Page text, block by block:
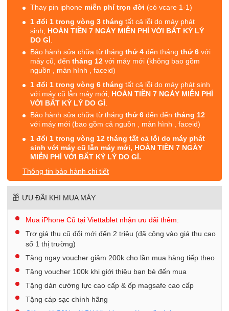
Thay pin iphone miễn phí trọn đời (có vcare 1-1)
1 đổi 1 trong vòng 3 thángtất cả lỗi do máy phát
sinh, HOÀN TIỀN 7 NGÀY MIỄN PHÍ VỚI BẤT KỲ LÝ
DO GÌ
Bảo hành sửa chữa từ thángthứ 4 đến thángthứ 6 với
máy cũ, đếntháng 12 với máy mới (không bao gồm
nguồn , màn hình , faceid)
1 đổi 1 trong vòng 6 tháng tất cả lỗi do máy phát sinh
với máy cũ lẫn máy mới, HOÀN TIỀN 7 NGÀY MIỄN PHÍ
VỚI BẤT KỲ LÝ DO GÌ
Bảo hành sửa chữa từ thángthứ 6 đến đếntháng 12
với máy mới (bao gồm cả nguồn , màn hình , faceid)
1 đổi 1 trong vòng 12 tháng tất cả lỗi do máy phát
sinh với máy cũ lẫn máy mới, HOÀN TIỀN 7 NGÀY
MIỄN PHÍ VỚI BẤT KỲ LÝ DO GÌ.
Thông tin bảo hành chi tiết
ƯU ĐÃI KHI MUA MÁY
Mua iPhone Cũ tại Viettablet nhận ưu đãi thêm:
Trợ giá thu cũ đổi mới đến 2 triệu (đã cộng vào giá thu cao
số 1 thị trường)
Tặng ngay voucher giảm 200k cho lần mua hàng tiếp theo
Tặng voucher 100k khi giới thiệu bạn bè đến mua
Tặng dán cường lực cao cấp & ốp magsafe cao cấp
Tặng cáp sạc chính hãng